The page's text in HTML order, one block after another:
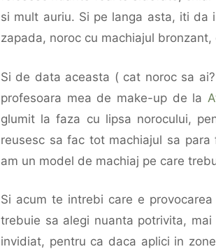
si mult auriu. Si pe langa asta, iti
zapada, noroc cu machiajul
Si de data aceasta ( cat noroc sa
profesoara mea de make-up de la
glumit la faza cu lipsa norocului,
reusesc sa fac tot machiajul sa
am un model de machiaj pe care
Si acum te intrebi care e
trebuie sa alegi nuanta potrivita,
invidiat, pentru ca daca aplici in